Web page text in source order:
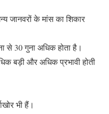
जानवरों के मांस का शिकार
से 30 गुना अधिक होता है।
बड़ी और अधिक प्रभावी होती
भी हैं।